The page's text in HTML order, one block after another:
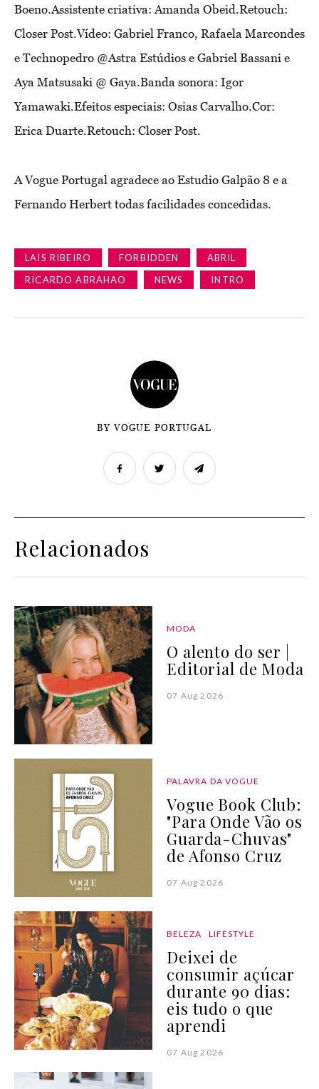
Boeno.Assistente criativa: Amanda Obeid.Retouch:
Closer Post.Vídeo: Gabriel Franco, Rafaela Marcondes
e Technopedro @Astra Estúdios e Gabriel Bassani e
Aya Matsusaki @ Gaya.Banda sonora: Igor
Yamawaki.Efeitos especiais: Osias Carvalho.Cor:
Erica Duarte.Retouch: Closer Post.
A Vogue Portugal agradece ao Estudio Galpão 8 e a
Fernando Herbert todas facilidades concedidas.
LAIS RIBEIRO FORBIDDEN
ABRIL
RICARDO ABRAHAO
NEWS INTRO
BY VOGUE PORTUGAL
Relacionados
MODA
O alento do ser |
Editorial de Moda
07 Aug 2026
PALAVRA DA VOGUE
Vogue Book Club:
"Para Onde Vão os
Guarda-Chuvas"
de Afonso Cruz
07 Aug 2026
BELEZA LIFESTYLE
Deixei de
consumir açúcar
durante 90 dias:
eis tudo o que
aprendi
07 Aug 2026